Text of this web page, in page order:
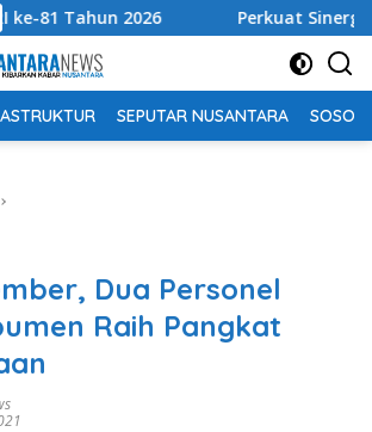
2026 Perkuat Sinergi Tingkatkan
SEPUTAR NUSANTARA SOSOK
Dua Personel
Raih Pangkat